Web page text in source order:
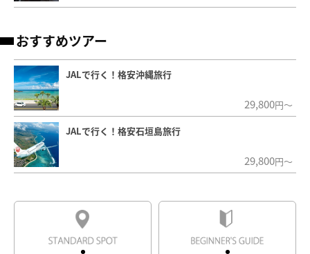
おすすめツアー
JALで行く！格安沖縄旅行
29,800円～
JALで行く！格安石垣島旅行
29,800円～